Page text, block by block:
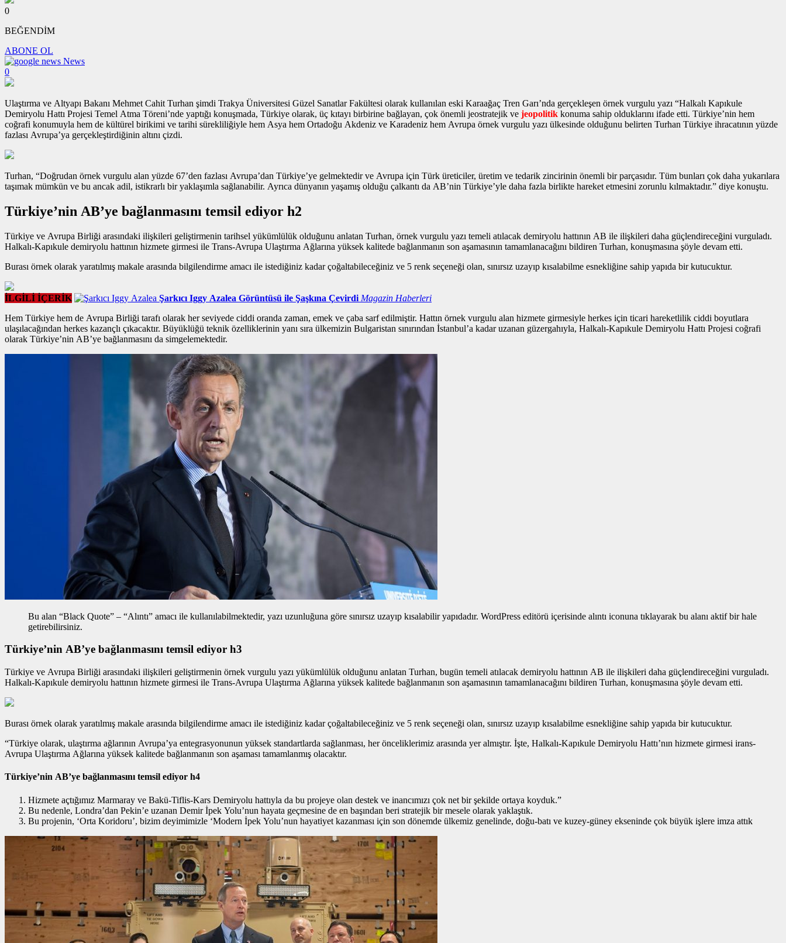
0
BEĞENDİM
ABONE OL
News
0
Ulaştırma ve Altyapı Bakanı Mehmet Cahit Turhan şimdi Trakya Üniversitesi Güzel Sanatlar Fakültesi olarak kullanılan eski Karaağaç Tren Garı’nda gerçekleşen örnek vurgulu yazı “Halkalı Kapıkule
Demiryolu Hattı Projesi Temel Atma Töreni’nde yaptığı konuşmada, Türkiye olarak, üç kıtayı birbirine bağlayan, çok önemli jeostratejik ve jeopolitik konuma sahip olduklarını ifade etti. Türkiye’nin hem
coğrafi konumuyla hem de kültürel birikimi ve tarihi sürekliliğiyle hem Asya hem Ortadoğu Akdeniz ve Karadeniz hem Avrupa örnek vurgulu yazı ülkesinde olduğunu belirten Turhan Türkiye ihracatının yüzde
fazlası Avrupa’ya gerçekleştirdiğinin altını çizdi.
Turhan, “Doğrudan örnek vurgulu alan yüzde 67’den fazlası Avrupa’dan Türkiye’ye gelmektedir ve Avrupa için Türk üreticiler, üretim ve tedarik zincirinin önemli bir parçasıdır. Tüm bunları çok daha yukarılara
taşımak mümkün ve bu ancak adil, istikrarlı bir yaklaşımla sağlanabilir. Ayrıca dünyanın yaşamış olduğu çalkantı da AB’nin Türkiye’yle daha fazla birlikte hareket etmesini zorunlu kılmaktadır.” diye konuştu.
Türkiye’nin AB’ye bağlanmasını temsil ediyor h2
Türkiye ve Avrupa Birliği arasındaki ilişkileri geliştirmenin tarihsel yükümlülük olduğunu anlatan Turhan, örnek vurgulu yazı temeli atılacak demiryolu hattının AB ile ilişkileri daha güçlendireceğini vurguladı.
Halkalı-Kapıkule demiryolu hattının hizmete girmesi ile Trans-Avrupa Ulaştırma Ağlarına yüksek kalitede bağlanmanın son aşamasının tamamlanacağını bildiren Turhan, konuşmasına şöyle devam etti.
Burası örnek olarak yaratılmış makale arasında bilgilendirme amacı ile istediğiniz kadar çoğaltabileceğiniz ve 5 renk seçeneği olan, sınırsız uzayıp kısalabilme esnekliğine sahip yapıda bir kutucuktur.
İLGİLİ İÇERİK Şarkıcı Iggy Azalea Görüntüsü ile Şaşkına Çevirdi Magazin Haberleri
Hem Türkiye hem de Avrupa Birliği tarafı olarak her seviyede ciddi oranda zaman, emek ve çaba sarf edilmiştir. Hattın örnek vurgulu alan hizmete girmesiyle herkes için ticari hareketlilik ciddi boyutlara
ulaşılacağından herkes kazançlı çıkacaktır. Büyüklüğü teknik özelliklerinin yanı sıra ülkemizin Bulgaristan sınırından İstanbul’a kadar uzanan güzergahıyla, Halkalı-Kapıkule Demiryolu Hattı Projesi coğrafi
olarak Türkiye’nin AB’ye bağlanmasını da simgelemektedir.
Bu alan “Black Quote” – “Alıntı” amacı ile kullanılabilmektedir, yazı uzunluğuna göre sınırsız uzayıp kısalabilir yapıdadır. WordPress editörü içerisinde alıntı iconuna tıklayarak bu alanı aktif bir hale
getirebilirsiniz.
Türkiye’nin AB’ye bağlanmasını temsil ediyor h3
Türkiye ve Avrupa Birliği arasındaki ilişkileri geliştirmenin örnek vurgulu yazı yükümlülük olduğunu anlatan Turhan, bugün temeli atılacak demiryolu hattının AB ile ilişkileri daha güçlendireceğini vurguladı.
Halkalı-Kapıkule demiryolu hattının hizmete girmesi ile Trans-Avrupa Ulaştırma Ağlarına yüksek kalitede bağlanmanın son aşamasının tamamlanacağını bildiren Turhan, konuşmasına şöyle devam etti.
Burası örnek olarak yaratılmış makale arasında bilgilendirme amacı ile istediğiniz kadar çoğaltabileceğiniz ve 5 renk seçeneği olan, sınırsız uzayıp kısalabilme esnekliğine sahip yapıda bir kutucuktur.
“Türkiye olarak, ulaştırma ağlarının Avrupa’ya entegrasyonunun yüksek standartlarda sağlanması, her önceliklerimiz arasında yer almıştır. İşte, Halkalı-Kapıkule Demiryolu Hattı’nın hizmete girmesi irans-
Avrupa Ulaştırma Ağlarına yüksek kalitede bağlanmanın son aşaması tamamlanmış olacaktır.
Türkiye’nin AB’ye bağlanmasını temsil ediyor h4
Hizmete açtığımız Marmaray ve Bakü-Tiflis-Kars Demiryolu hattıyla da bu projeye olan destek ve inancımızı çok net bir şekilde ortaya koyduk.”
Bu nedenle, Londra’dan Pekin’e uzanan Demir İpek Yolu’nun hayata geçmesine de en başından beri stratejik bir mesele olarak yaklaştık.
Bu projenin, ‘Orta Koridoru’, bizim deyimimizle ‘Modern İpek Yolu’nun hayatiyet kazanması için son dönemde ülkemiz genelinde, doğu-batı ve kuzey-güney ekseninde çok büyük işlere imza attık